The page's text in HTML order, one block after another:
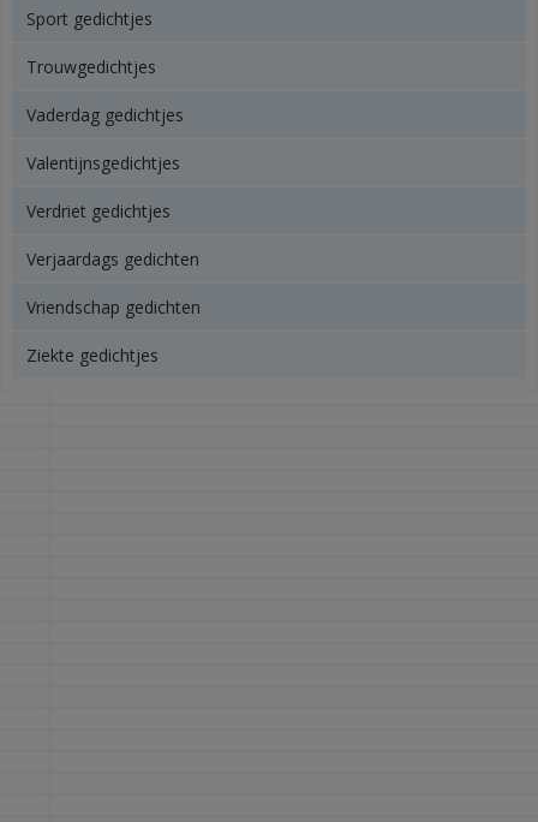
Sport gedichtjes
Trouwgedichtjes
Vaderdag gedichtjes
Valentijnsgedichtjes
Verdriet gedichtjes
Verjaardags gedichten
Vriendschap gedichten
Ziekte gedichtjes